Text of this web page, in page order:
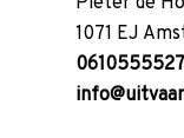
1071 EJ
0610555527